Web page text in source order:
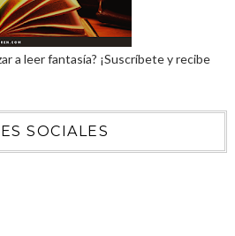
a leer fantasía? ¡Suscríbete y recibe
SOCIALES